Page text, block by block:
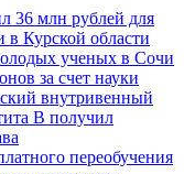
36 млн рублей для
Курской области
ученых в Сочи
за счет науки
внутривенный
В получил
переобучения